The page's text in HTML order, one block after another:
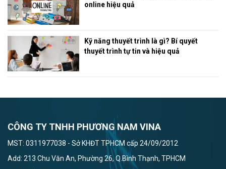
online hiệu quả
Kỹ năng thuyết trình là gì? Bí quyết
thuyết trình tự tin và hiệu quả
CÔNG TY TNHH PHƯƠNG NAM VINA
MST: 0311977038 - Sở KHĐT TPHCM cấp 24/09/2012
Add: 213 Chu Văn An, Phường 26, Q.Bình Thạnh, TPHCM